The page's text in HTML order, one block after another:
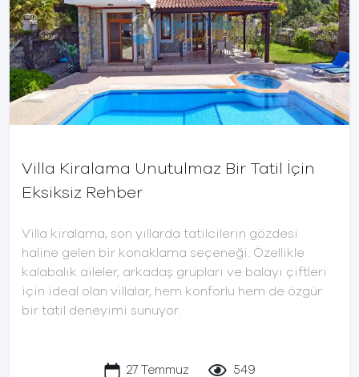
Villa Kiralama Unutulmaz Bir Tatil İçin
Eksiksiz Rehber
Villa kiralama, son yıllarda tatilcilerin gözdesi
haline gelen bir konaklama seçeneği. Özellikle
kalabalık aileler, arkadaş grupları ve balayı çiftleri
için ideal olan villalar, hem konforlu hem de özgür
bir tatil deneyimi sunuyor.
27 Temmuz 549